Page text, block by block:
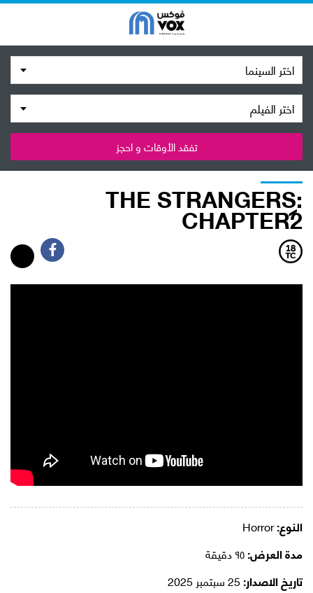
اختر السينما
اختر الفيلم
تفقد الأوقات و احجز
THE STRANGERS:
CHAPTER 2
النوع:Horror
مدة العرض:
تاريخ الاصدار: